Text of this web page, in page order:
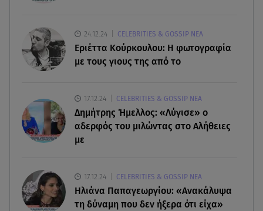
πάρτι της κόρης τους, Αιμιλίας
05.08.26 , 13:08
Κυψέλη: «Έδωσα τη βαλίτσα με τη σορό της
Ελίζαμπεθ σε έναν ηλικιωμένο»
Φωτιά στο Νεοχώρι Μεσσηνίας - Επιχειρούν
εναέρια μέσα
24.12.24 CELEBRITIES & GOSSIP ΝΕΑ
Εριέττα Κούρκουλου: Η φωτογραφία
με τους γιους της από το
17.12.24 CELEBRITIES & GOSSIP ΝΕΑ
Δημήτρης Ήμελλος: «Λύγισε» ο
αδερφός του μιλώντας στο Αλήθειες
με
17.12.24 CELEBRITIES & GOSSIP ΝΕΑ
Ηλιάνα Παπαγεωργίου: «Ανακάλυψα
τη δύναμη που δεν ήξερα ότι είχα»